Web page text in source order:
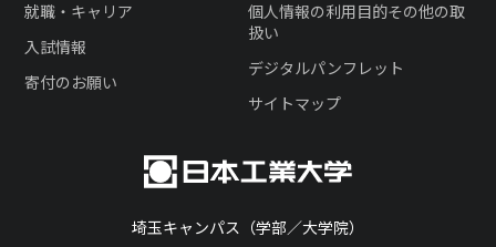
埼玉キャンパス（学部／大学院）
就職・キャリア
入試情報
寄付のお願い
個人情報の利用目的その他の取
扱い
デジタルパンフレット
サイトマップ